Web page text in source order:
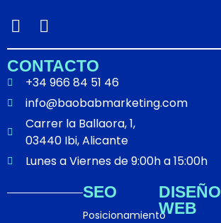
I
n
s
t
a
g
a
m
L
i
n
k
e
d
i
n
CONTACTO
+34 966 84 51 46
info@baobabmarketing.com
Carrer la Ballaora, 1,
03440 Ibi, Alicante
Lunes a Viernes de 9:00h a 15:00h
SEO
Posicionamiento
DISEÑO
WEB